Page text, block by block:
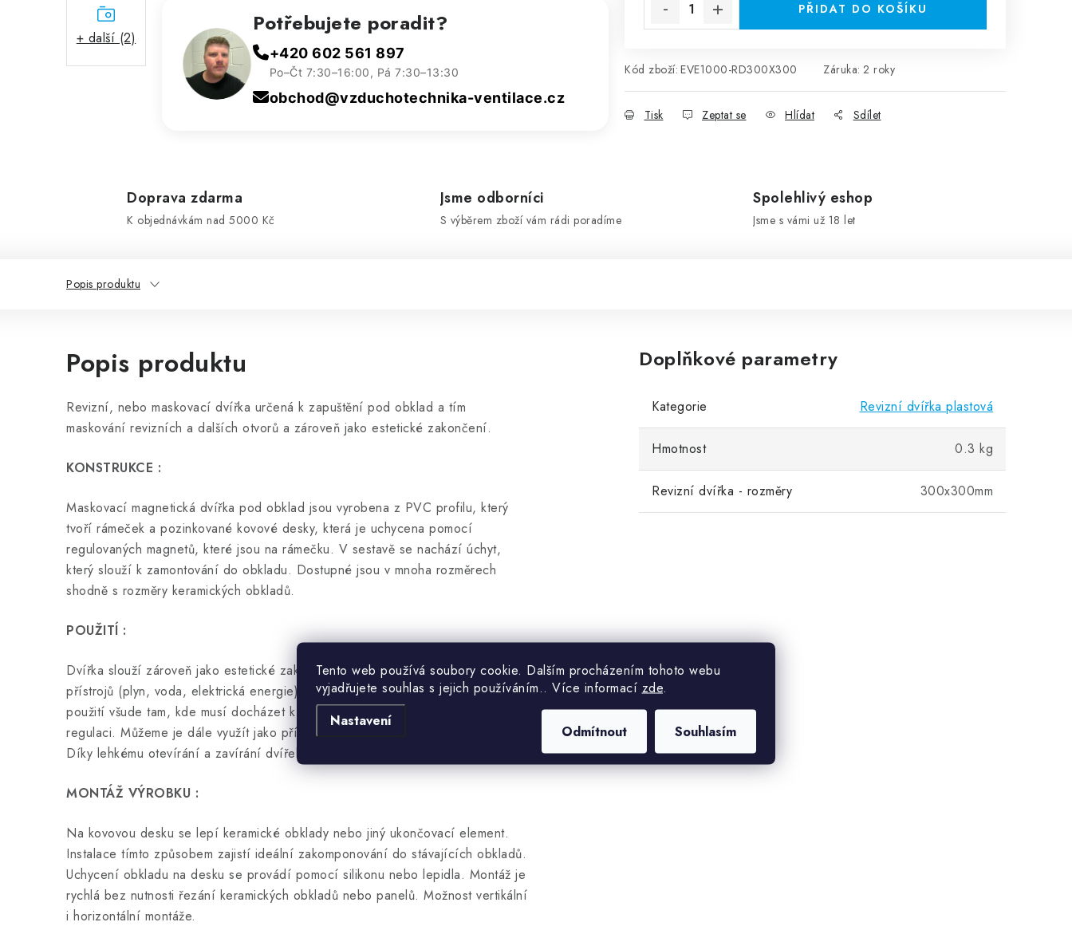
Tento web používá soubory cookie. Dalším procházením tohoto webu
vyjadřujete souhlas s jejich používáním.. Více informací zde.
Nastavení
Odmítnout Souhlasím
+ další (2)
PŘIDAT DO KOŠÍKU
Kód zboží: EVE1000-RD300X300 Záruka: 2 roky
Tisk Zeptat se Hlídat Sdílet
Potřebujete poradit?
+420 602 561 897
Po–Čt 7:30–16:00, Pá 7:30–13:30
obchod@vzduchotechnika-ventilace.cz
Doprava zdarma
K objednávkám nad 5000 Kč
Jsme odborníci
S výběrem zboží vám rádi poradíme
Spolehlivý eshop
Jsme s vámi už 18 let
Popis produktu
Popis produktu
Revizní, nebo maskovací dvířka určená k zapuštění pod obklad a tím
maskování revizních a dalších otvorů a zároveň jako estetické zakončení.
KONSTRUKCE :
Maskovací magnetická dvířka pod obklad jsou vyrobena z PVC profilu, který
tvoří rámeček a pozinkované kovové desky, která je uchycena pomocí
regulovaných magnetů, které jsou na rámečku. V sestavě se nachází úchyt,
který slouží k zamontování do obkladu. Dostupné jsou v mnoha rozměrech
shodně s rozměry keramických obkladů.
POUŽITÍ :
Dvířka slouží zároveň jako estetické zakončení a ochrana měřících
přístrojů (plyn, voda, elektrická energie) v bytě či domě. Dvířka mají všestranné
použití všude tam, kde musí docházet k pravidelné kontrole, čištění nebo
regulaci. Můžeme je dále využít jako přístup ke stoupačce či bytovému jádru.
Díky lehkému otevírání a zavírání dvířek je přístup velice snadný.
MONTÁŽ VÝROBKU :
Na kovovou desku se lepí keramické obklady nebo jiný ukončovací element.
Instalace tímto způsobem zajistí ideální zakomponování do stávajících obkladů.
Uchycení obkladu na desku se provádí pomocí silikonu nebo lepidla. Montáž je
rychlá bez nutnosti řezání keramických obkladů nebo panelů. Možnost vertikální
i horizontální montáže.
Doplňkové parametry
Kategorie Revizní dvířka plastová
Hmotnost 0.3 kg
Revizní dvířka - rozměry 300x300mm